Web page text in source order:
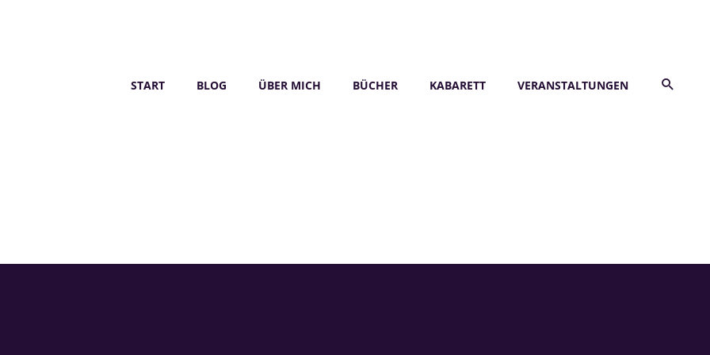
START BLOG ÜBER MICH BÜCHER KABARETT VERANSTALTUNGEN